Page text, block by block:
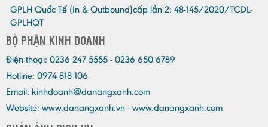
GPLH Quốc Tế (In & Outbound)cấp lần 2: 48-145/2020/TCDL-
GPLHQT
BỘ PHẬN KINH DOANH
Điện thoại: 0236 247 5555 - 0236 650 6789
Hotline: 0974 818 106
Email: kinhdoanh@danangxanh.com
Website: www.danangxanh.vn - www.danangxanh.com